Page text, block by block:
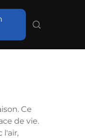
Ce
de vie.
l'air,